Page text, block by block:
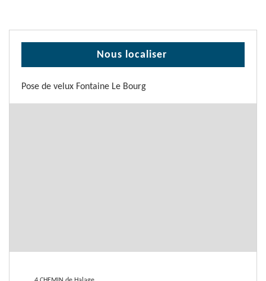
Nous localiser
Pose de velux Fontaine Le Bourg